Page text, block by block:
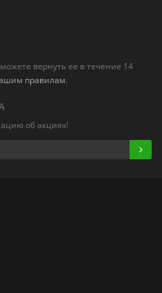
вернуть ее в течение 14
правилам.
об акциях!